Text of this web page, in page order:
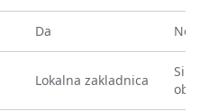
Da Ne
Lokalna zakladnica